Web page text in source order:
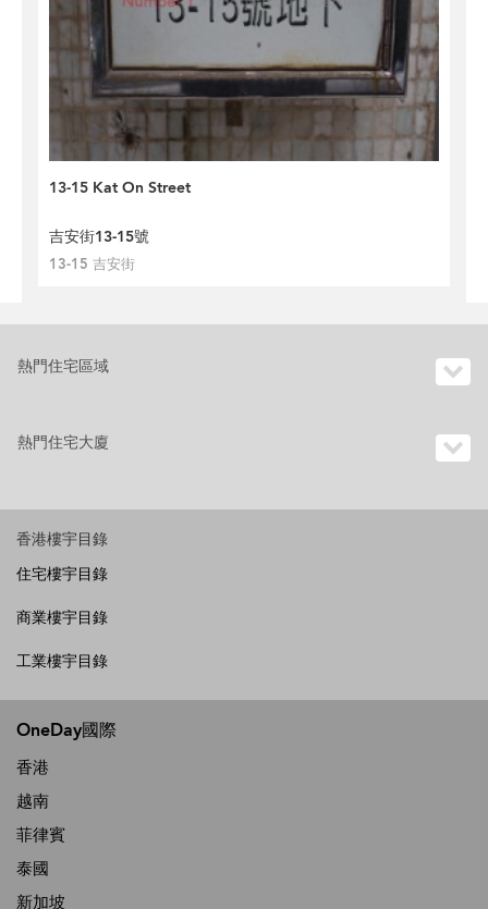
13-15 Kat On Street
吉安街13-15號
13-15 吉安街
熱門住宅區域
熱門住宅大廈
香港樓宇目錄
住宅樓宇目錄
商業樓宇目錄
工業樓宇目錄
OneDay國際
香港
越南
菲律賓
泰國
新加坡